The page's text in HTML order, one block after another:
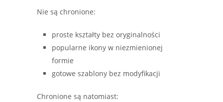
Nie są chronione:
proste kształty bez oryginalności
popularne ikony w niezmienionej
formie
gotowe szablony bez modyfikacji
Chronione są natomiast: